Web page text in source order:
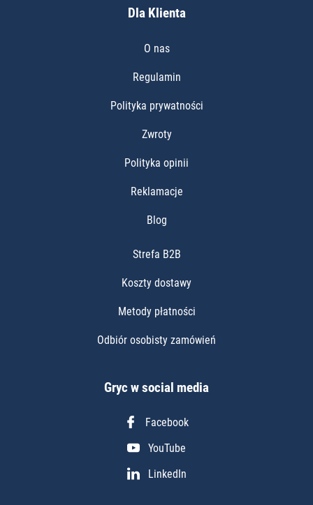
Dla Klienta
O nas
Regulamin
Polityka prywatności
Zwroty
Polityka opinii
Reklamacje
Blog
Strefa B2B
Koszty dostawy
Metody płatności
Odbiór osobisty zamówień
Gryc w social media
Facebook
YouTube
LinkedIn